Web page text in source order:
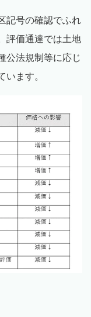
記号の確認でふれ
評価通達では土地
公法規制等に応じ
います。